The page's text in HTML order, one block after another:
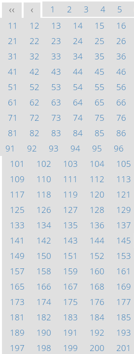
<< < 1 2 3 4 5
11
12 13 14 15 16
21
22 23 24 25 26
31
32 33 34 35 36
41
42 43 44 45 46
51
52 53 54 55 56
61
62 63 64 65 66
71
72 73 74 75 76
81
82 83 84 85 86
91
92 93 94 95 96
101
102 103 104 105
109
110 111 112 113
117
118 119 120 121
125
126 127 128 129
133
134 135 136 137
141
142 143 144 145
149
150 151 152 153
157
158 159 160 161
165
166 167 168 169
173
174 175 176 177
181
182 183 184 185
189
190 191 192 193
197
198 199 200 201